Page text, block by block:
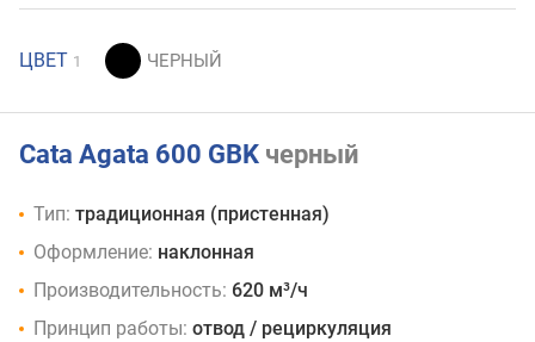
ЦВЕТ 1
Cata Agata 600 GBK черный
Тип: традиционная (пристенная)
Оформление: наклонная
Производительность: 620 м³/ч
Принцип работы: отвод / рециркуляция